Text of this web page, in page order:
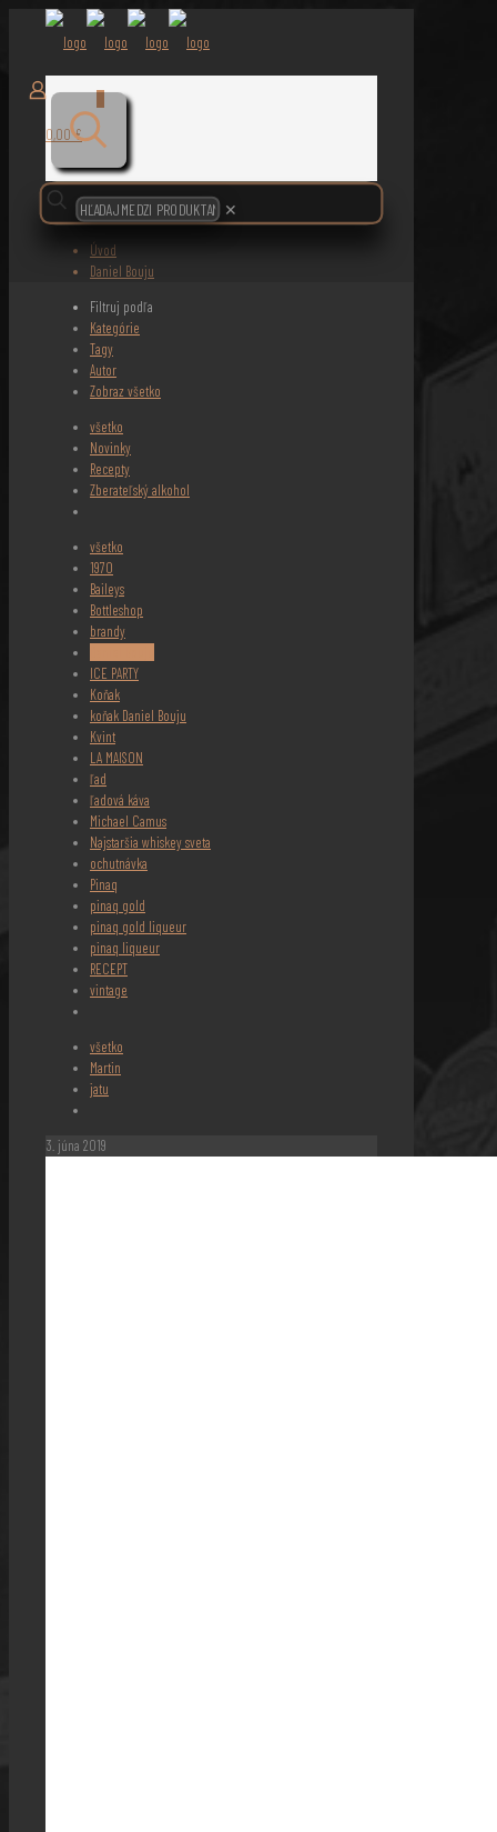
0,00 €
✕
Úvod
Daniel Bouju
Filtruj podľa
Kategórie
Tagy
Autor
Zobraz všetko
všetko
Novinky
Recepty
Zberateľský alkohol
všetko
1970
Baileys
Bottleshop
brandy
ICE PARTY
Koňak
koňak Daniel Bouju
Kvint
LA MAISON
ľad
ľadová káva
Michael Camus
Najstaršia whiskey sveta
ochutnávka
Pinaq
pinaq gold
pinaq gold liqueur
pinaq liqueur
RECEPT
vintage
všetko
Martin
jatu
3. júna 2019